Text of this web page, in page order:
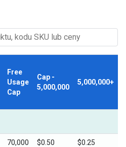
Free
Usage
Cap
Cap -
5,000,000
5,000,000+
70,000 $0.50 $0.25